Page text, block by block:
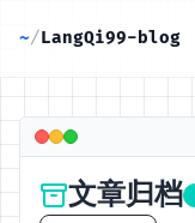
~/LangQi99-blog
文章归档